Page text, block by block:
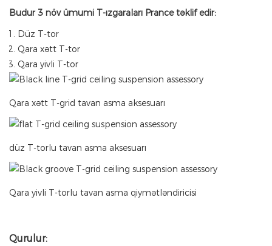
Budur 3 növ ümumi T-ızgaraları Prance təklif edir:
Düz T-tor
Qara xətt T-tor
Qara yivli T-tor
Qara xətt T-grid tavan asma aksesuarı
düz T-torlu tavan asma aksesuarı
Qara yivli T-torlu tavan asma qiymətləndiricisi
Qurulur: